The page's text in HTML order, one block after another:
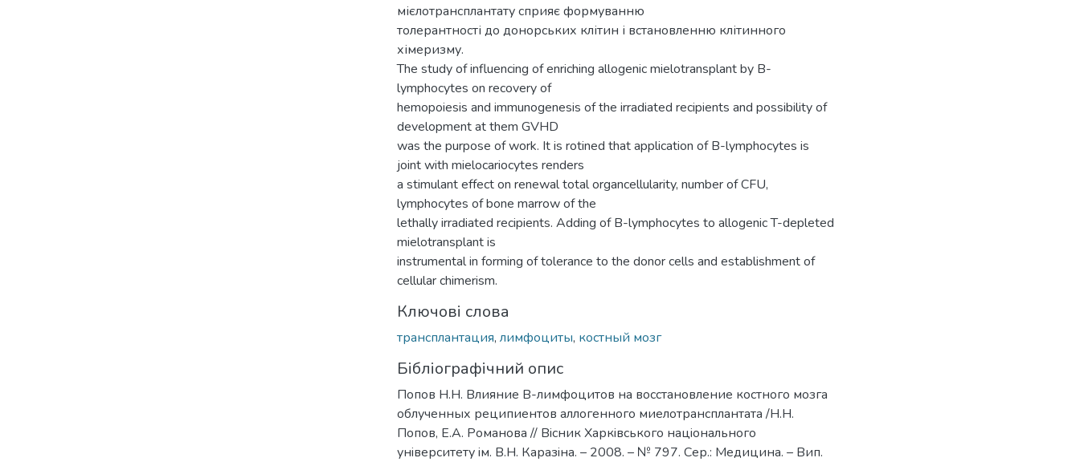
мієлотрансплантату сприяє формуванню
толерантності до донорських клітин і встановленню клітинного
хімеризму.
The study of influencing of enriching allogenic mielotransplant by B-
lymphocytes on recovery of
hemopoiesis and immunogenesis of the irradiated recipients and possibility of
development at them GVHD
was the purpose of work. It is rotined that application of В-lymphocytes is
joint with mielocariocytes renders
a stimulant effect on renewal total organcellularity, number of CFU,
lymphocytes of bone marrow of the
lethally irradiated recipients. Adding of В-lymphocytes to allogenic T-depleted
mielotransplant is
instrumental in forming of tolerance to the donor cells and establishment of
cellular chimerism.
Ключові слова
трансплантация, лимфоциты, костный мозг
Бібліографічний опис
Попов Н.Н. Влияние В-лимфоцитов на восстановление костного мозга
облученных реципиентов аллогенного миелотрансплантата /Н.Н.
Попов, Е.А. Романова // Вiсник Харкiвського нацiонального
унiверситету iм. В.Н. Каразiна. – 2008. – № 797. Сер.: Медицина. – Вип.